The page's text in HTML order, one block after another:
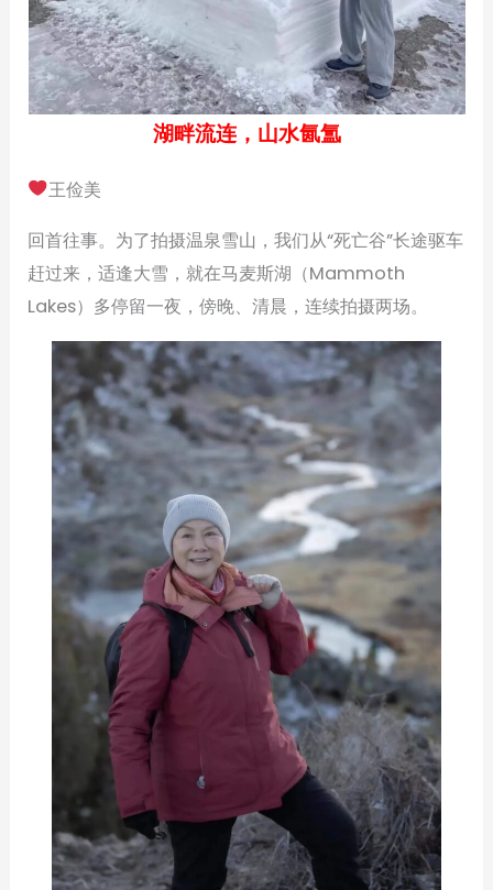
湖畔流连，山水氤氲
王俭美
回首往事。为了拍摄温泉雪山，我们从“死亡谷”长途驱车
赶过来，适逢大雪，就在马麦斯湖（Mammoth
Lakes）多停留一夜，傍晚、清晨，连续拍摄两场。